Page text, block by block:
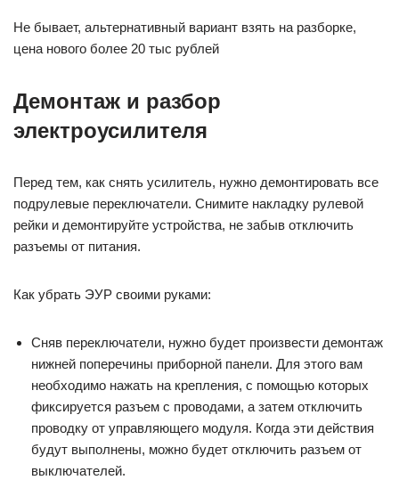
Не бывает, альтернативный вариант взять на разборке,
цена нового более 20 тыс рублей
Демонтаж и разбор
электроусилителя
Перед тем, как снять усилитель, нужно демонтировать все
подрулевые переключатели. Снимите накладку рулевой
рейки и демонтируйте устройства, не забыв отключить
разъемы от питания.
Как убрать ЭУР своими руками:
Сняв переключатели, нужно будет произвести демонтаж
нижней поперечины приборной панели. Для этого вам
необходимо нажать на крепления, с помощью которых
фиксируется разъем с проводами, а затем отключить
проводку от управляющего модуля. Когда эти действия
будут выполнены, можно будет отключить разъем от
выключателей.